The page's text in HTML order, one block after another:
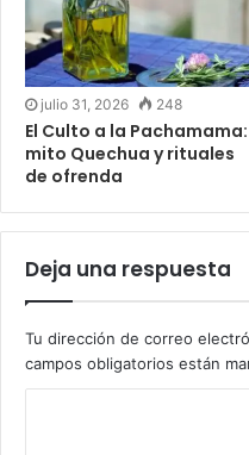
julio 31, 2026 248
El Culto a la Pachamama:
mito Quechua y rituales
de ofrenda
Deja una respuesta
Tu dirección de correo
campos obligatorios están